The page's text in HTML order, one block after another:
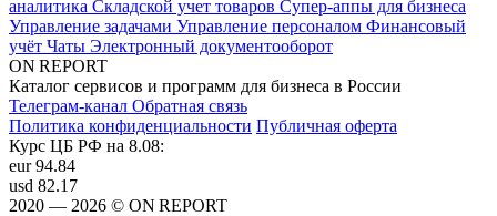
аналитика Складской учет товаров Супер-аппы для бизнеса
Управление задачами Управление персоналом Финансовый
учёт Чаты Электронный документооборот
ON REPORT
Каталог сервисов и программ для бизнеса в России
Телеграм-канал Обратная связь
Политика конфиденциальности Публичная оферта
Курс ЦБ РФ на 8.08:
eur94.84
usd 82.17
2020 — 2026 © ON REPORT